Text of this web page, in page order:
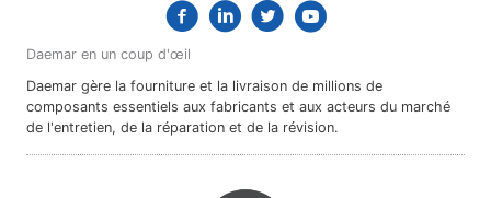
Daemar en un coup d'œil
Daemar gère la fourniture et la livraison de millions de
composants essentiels aux fabricants et aux acteurs du marché
de l'entretien, de la réparation et de la révision.